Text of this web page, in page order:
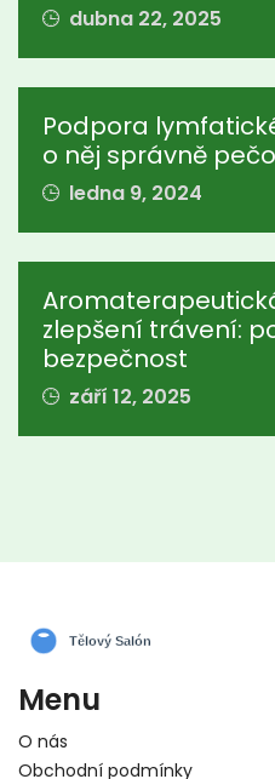
dubna 22, 2025
Podpora
o něj správně
ledna 9, 2024
zlepšení trávení:
bezpečnost
září 12, 2025
Menu
O nás
Obchodní podmínky